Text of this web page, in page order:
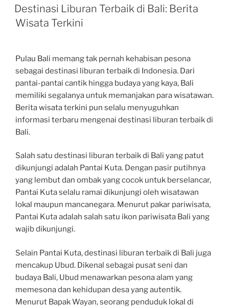
ON
Destinasi Liburan Terbaik di Bali: Berita
Wisata Terkini
Pulau Bali memang tak pernah kehabisan pesona
sebagai destinasi liburan terbaik di Indonesia. Dari
pantai-pantai cantik hingga budaya yang kaya, Bali
memiliki segalanya untuk memanjakan para wisatawan.
Berita wisata terkini pun selalu menyuguhkan
informasi terbaru mengenai destinasi liburan terbaik di
Bali.
Salah satu destinasi liburan terbaik di Bali yang patut
dikunjungi adalah Pantai Kuta. Dengan pasir putihnya
yang lembut dan ombak yang cocok untuk berselancar,
Pantai Kuta selalu ramai dikunjungi oleh wisatawan
lokal maupun mancanegara. Menurut pakar pariwisata,
Pantai Kuta adalah salah satu ikon pariwisata Bali yang
wajib dikunjungi.
Selain Pantai Kuta, destinasi liburan terbaik di Bali juga
mencakup Ubud. Dikenal sebagai pusat seni dan
budaya Bali, Ubud menawarkan pesona alam yang
memesona dan kehidupan desa yang autentik.
Menurut Bapak Wayan, seorang penduduk lokal di